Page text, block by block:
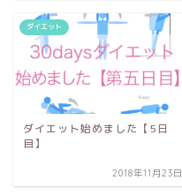
ダイエット
ダイエット始めました【5日
目】
2018年11月23日